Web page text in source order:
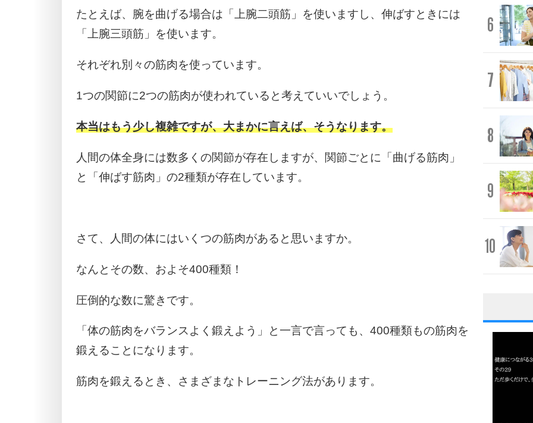
たとえば、腕を曲げる場合は「上腕二頭筋」を使いますし、伸ばすときには
「上腕三頭筋」を使います。
それぞれ別々の筋肉を使っています。
1つの関節に2つの筋肉が使われていると考えていいでしょう。
本当はもう少し複雑ですが、大まかに言えば、そうなります。
人間の体全身には数多くの関節が存在しますが、関節ごとに「曲げる筋肉」
と「伸ばす筋肉」の2種類が存在しています。
さて、人間の体にはいくつの筋肉があると思いますか。
なんとその数、およそ400種類！
圧倒的な数に驚きです。
「体の筋肉をバランスよく鍛えよう」と一言で言っても、400種類もの筋肉を
鍛えることになります。
筋肉を鍛えるとき、さまざまなトレーニング法があります。
6
7
8
9
10
1